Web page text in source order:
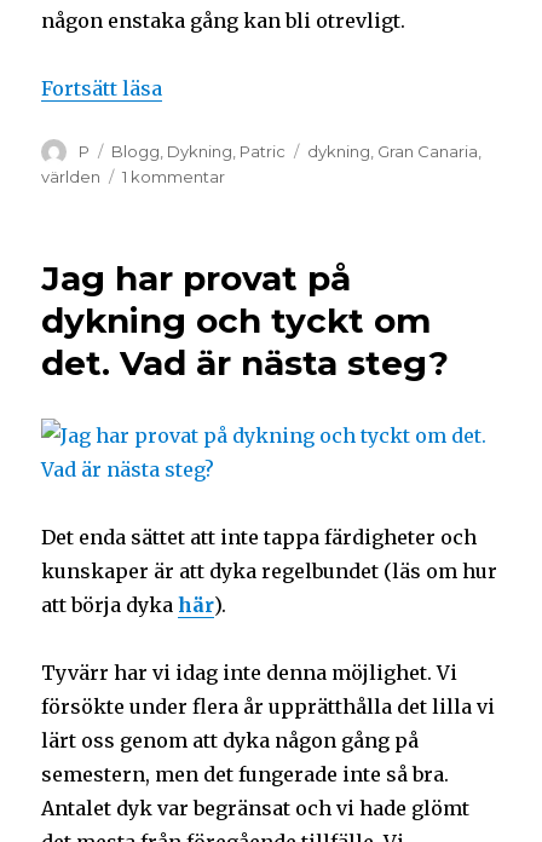
någon enstaka gång kan bli otrevligt.
Fortsätt läsa
P Blogg Dykning Patric dykning Gran Canaria
världen
1 kommentar
Jag har provat på
dykning och tyckt om
det. Vad är nästa steg?
Det enda sättet att inte tappa färdigheter och
kunskaper är att dyka regelbundet (läs om hur
att börja dykahär).
Tyvärr har vi idag inte denna möjlighet. Vi
försökte under flera år upprätthålla det lilla vi
lärt oss genom att dyka någon gång på
semestern, men det fungerade inte så bra.
Antalet dyk var begränsat och vi hade glömt